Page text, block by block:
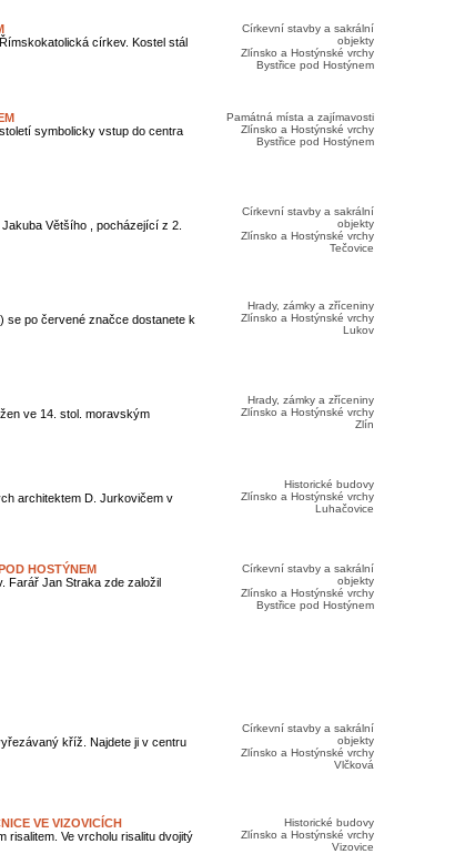
církev. Kostel stál
Církevní stavby a sakrální
objekty
Zlínsko a Hostýnské vrchy
Bystřice pod Hostýnem
symbolicky vstup do centra
Památná místa a zajímavosti
Zlínsko a Hostýnské vrchy
Bystřice pod Hostýnem
Většího , pocházející z 2.
Církevní stavby a sakrální
objekty
Zlínsko a Hostýnské vrchy
Tečovice
se po červené značce dostanete k
Hrady, zámky a zříceniny
Zlínsko a Hostýnské vrchy
Lukov
ve 14. stol. moravským
Hrady, zámky a zříceniny
Zlínsko a Hostýnské vrchy
Zlín
architektem D. Jurkovičem v
Historické budovy
Zlínsko a Hostýnské vrchy
Luhačovice
HOSTÝNEM
Farář Jan Straka zde založil
Církevní stavby a sakrální
objekty
Zlínsko a Hostýnské vrchy
Bystřice pod Hostýnem
kříž. Najdete ji v centru
Církevní stavby a sakrální
objekty
Zlínsko a Hostýnské vrchy
Vlčková
VE VIZOVICÍCH
risalitem. Ve vrcholu risalitu dvojitý
Historické budovy
Zlínsko a Hostýnské vrchy
Vizovice